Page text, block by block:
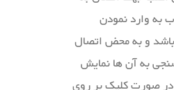
به وارد نمودن
باشد و به محض اتصال
به آن ها نمایش
صورت کلیک بر روی